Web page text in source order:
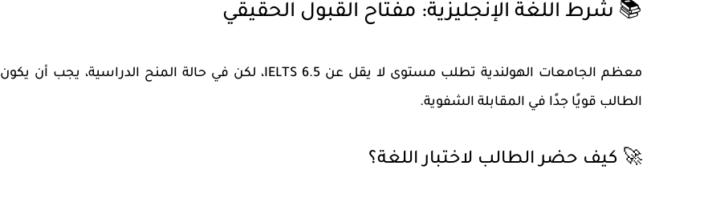
📚 شرط اللغة الإنجليزية: مفتاح القبول الحقيقي
معظم الجامعات الهولندية تطلب مستوى لا يقل عن IELTS 6.5، لكن في حالة المنح الدراسية، يجب أن يكون
الطالب قويًا جدًا في المقابلة الشفوية.
🚀 كيف حضر الطالب لاختبار اللغة؟